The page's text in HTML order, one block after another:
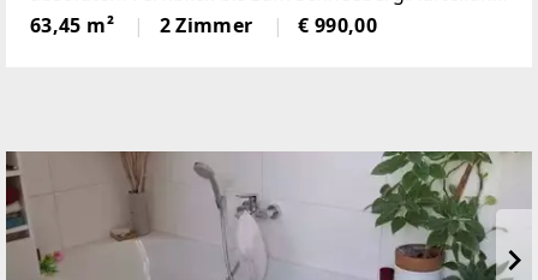
der Wohnung: Über ein zentrales Vorzimmer
gelangt man in das Wohnzimmer mit 26,46m²,
63,45 m² 2 Zimmer € 990,00